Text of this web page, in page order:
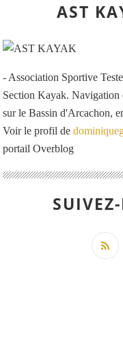
AST
- Association Sportive
Section Kayak. Navigation
sur le Bassin d'Arcachon,
Voir le profil de
portail Overblog